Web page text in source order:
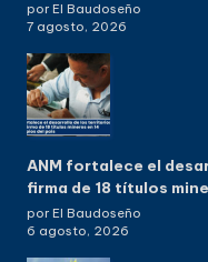
por El Baudoseño
7 agosto, 2026
ANM fortalece el
firma de 18 títulos
por El Baudoseño
6 agosto, 2026